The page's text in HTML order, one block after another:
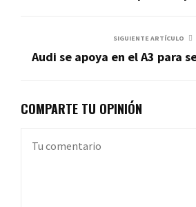
SIGUIENTE ARTÍCULO
Audi se apoya en el A3 para
COMPARTE TU OPINIÓN